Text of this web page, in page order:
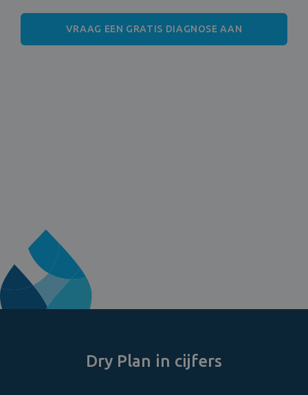
VRAAG EEN GRATIS DIAGNOSE AAN
Dry Plan in cijfers